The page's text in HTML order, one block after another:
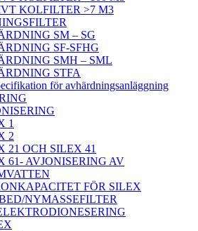
KOLFILTER >7 M3
SM – SG
SF-SFHG
SMH – SML
STFA
för avhärdningsanläggning
1
2
21 OCH SILEX 41
61- AVJONISERING AV
FÖR SILEX
NYMASSEFILTER